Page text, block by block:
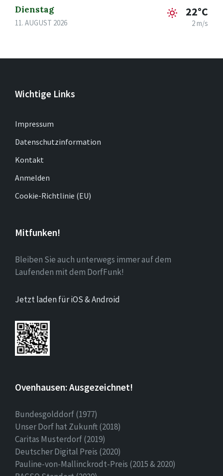
Dienstag
11. AUGUST 2026
22°C
2 m/s
Wichtige Links
Impressum
Datenschutzinformation
Kontakt
Anmelden
Cookie-Richtlinie (EU)
Mitfunken!
Bleiben Sie auch unterwegs immer auf dem
Laufenden mit dem DorfFunk!
Jetzt laden für iOS & Android
Ovenhausen: Ausgezeichnet!
Bundesgolddorf (1977)
Unser Dorf hat Zukunft (2018)
Caritas Musterdorf (2019)
Deutscher Digital Preis (2020)
Pauline-von-Mallinckrodt-Preis (2015 & 2020)